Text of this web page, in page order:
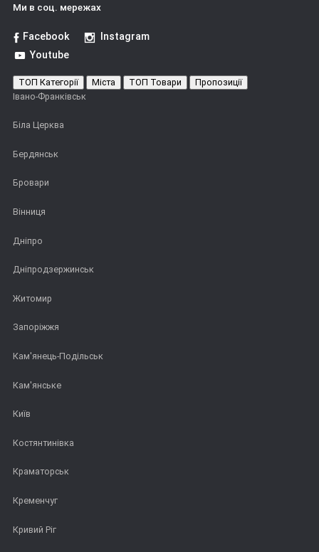
Ми в соц. мережах
Facebook
Instagram
Youtube
ТОП Категорії Міста ТОП Товари
Пропозиції
Івано-Франківськ
Біла Церква
Бердянськ
Бровари
Вінниця
Дніпро
Дніпродзержинськ
Житомир
Запоріжжя
Кам'янець-Подільськ
Кам'янське
Київ
Костянтинівка
Краматорськ
Кременчуг
Кривий Ріг